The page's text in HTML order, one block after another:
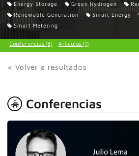
Energy Storage
Green Hydrogen
Renewable Generation
Smart Energy
Smart Metering
Conferencias (8) Artículos (1)
< Volver a resultados
Conferencias